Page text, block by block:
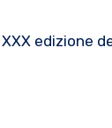
edizione